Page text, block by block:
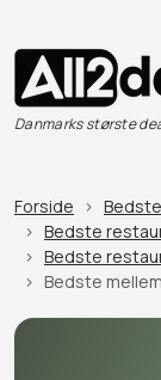
Danmarks største
Forside
Bedste
Bedste
Bedste